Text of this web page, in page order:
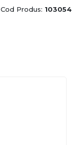
Cod Produs: 103054